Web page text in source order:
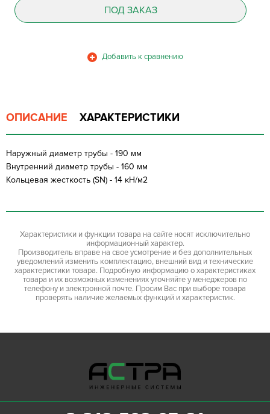
ПОД ЗАКАЗ
ОПИСАНИЕ ХАРАКТЕРИСТИКИ
Наружный диаметр трубы - 190 мм
Внутренний диаметр трубы - 160 мм
Кольцевая жесткость (SN) - 14 кН/м2
Характеристики и функции товара на сайте носят исключительно
информационный характер.
Производитель вправе на свое усмотрение и без дополнительных
уведомлений изменить комплектацию, внешний вид и технические
характеристики товара. Подробную информацию о характеристиках
товара и их возможных изменениях уточняйте у менеджеров по
телефону и электронной почте. Просим Вас при выборе товара
проверять наличие желаемых функций и характеристик.